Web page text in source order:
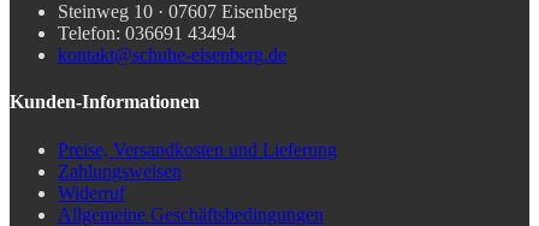
Steinweg 10 · 07607 Eisenberg
Telefon: 036691 43494
kontakt@schuhe-eisenberg.de
Kunden-Informationen
Preise, Versandkosten und Lieferung
Zahlungsweisen
Widerruf
Allgemeine Geschäftsbedingungen